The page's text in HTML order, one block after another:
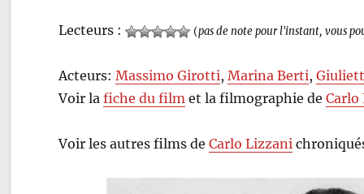
Lecteurs : (pas de note pour l'instant, vous
Acteurs:Massimo Girotti,Marina Berti,
Voir lafiche du film et la filmographie deCarlo
Voir les autres films deCarlo Lizzani